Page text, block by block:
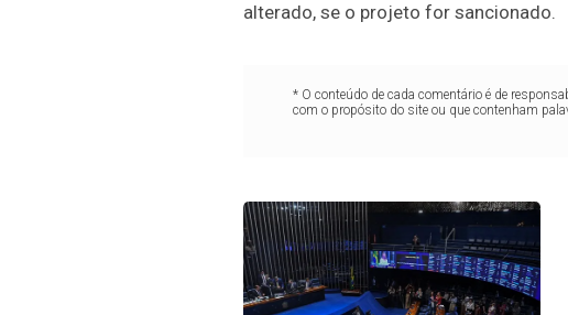
alterado, se o projeto for sancionado.
* O conteúdo de cada comentário é de
com o propósito do site ou que contenham